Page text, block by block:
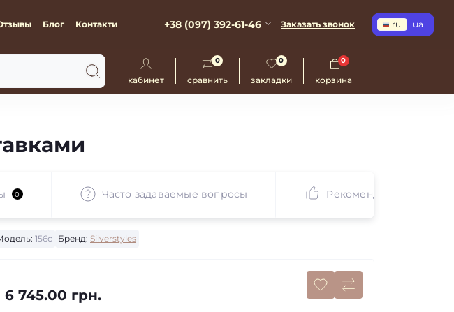
Блог Контакти +38 (097) 392-61-46 Заказать звонок ru ua
кабинет сравнить
0
закладки
0
корзина
0
0 Часто задаваемые вопросы Рекомендуем
156с Бренд: Silverstyles
6 745.00 грн.